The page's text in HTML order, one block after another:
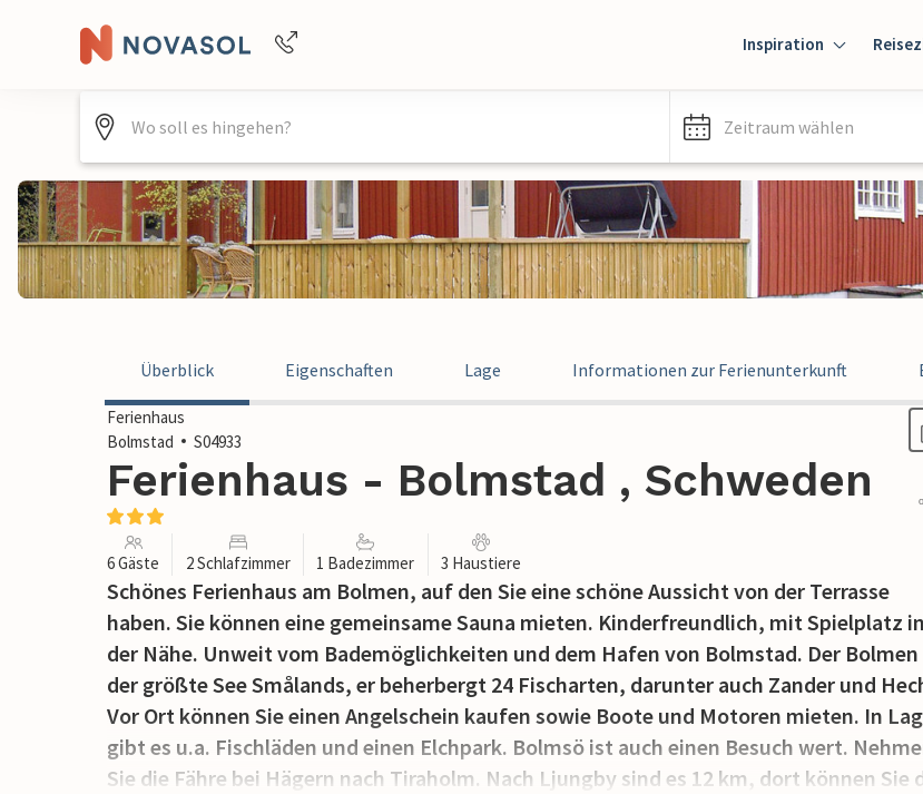
Inspiration
Zeitraum wählen
Überblick Eigenschaften Lage Informationen zur Ferienunterkunft
Ferienhaus
Bolmstad
S04933
Ferienhaus - Bolmstad , Schweden
6 Gäste 2 Schlafzimmer 1 Badezimmer 3 Haustiere
Schönes Ferienhaus am Bolmen, auf den Sie eine schöne Aussicht von der Terrasse
haben. Sie können eine gemeinsame Sauna mieten. Kinderfreundlich, mit Spielplatz in
der Nähe. Unweit vom Bademöglichkeiten und dem Hafen von Bolmstad. Der
der größte See Smålands, er beherbergt 24 Fischarten, darunter auch Zander und
Vor Ort können Sie einen Angelschein kaufen sowie Boote und Motoren mieten. In
gibt es u.a. Fischläden und einen Elchpark. Bolmsö ist auch einen Besuch wert.
Sie die Fähre bei Hägern nach Tiraholm. Nach Ljungby sind es 12 km, dort können Sie